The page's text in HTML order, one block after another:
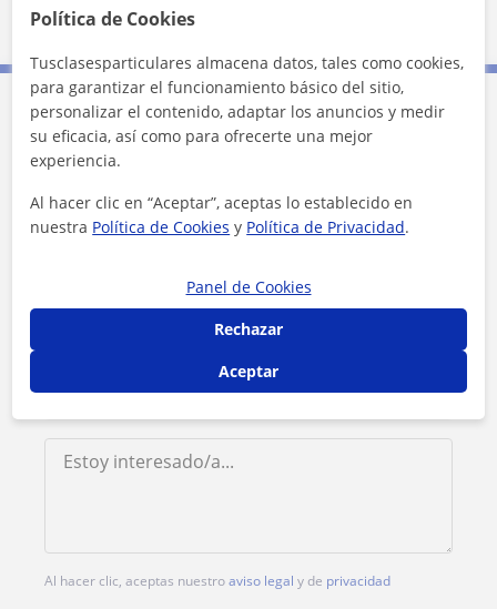
Contacta con Simón
Tarifa 10€/h
Al hacer clic, aceptas nuestroaviso legal y de privacidad
Política de Cookies
Tusclasesparticulares almacena datos, tales como cookies,
para garantizar el funcionamiento básico del sitio,
personalizar el contenido, adaptar los anuncios y medir
su eficacia, así como para ofrecerte una mejor
experiencia.
Al hacer clic en “Aceptar”, aceptas lo establecido en
nuestra Política de Cookies y Política de Privacidad.
Panel de Cookies
Rechazar
Aceptar